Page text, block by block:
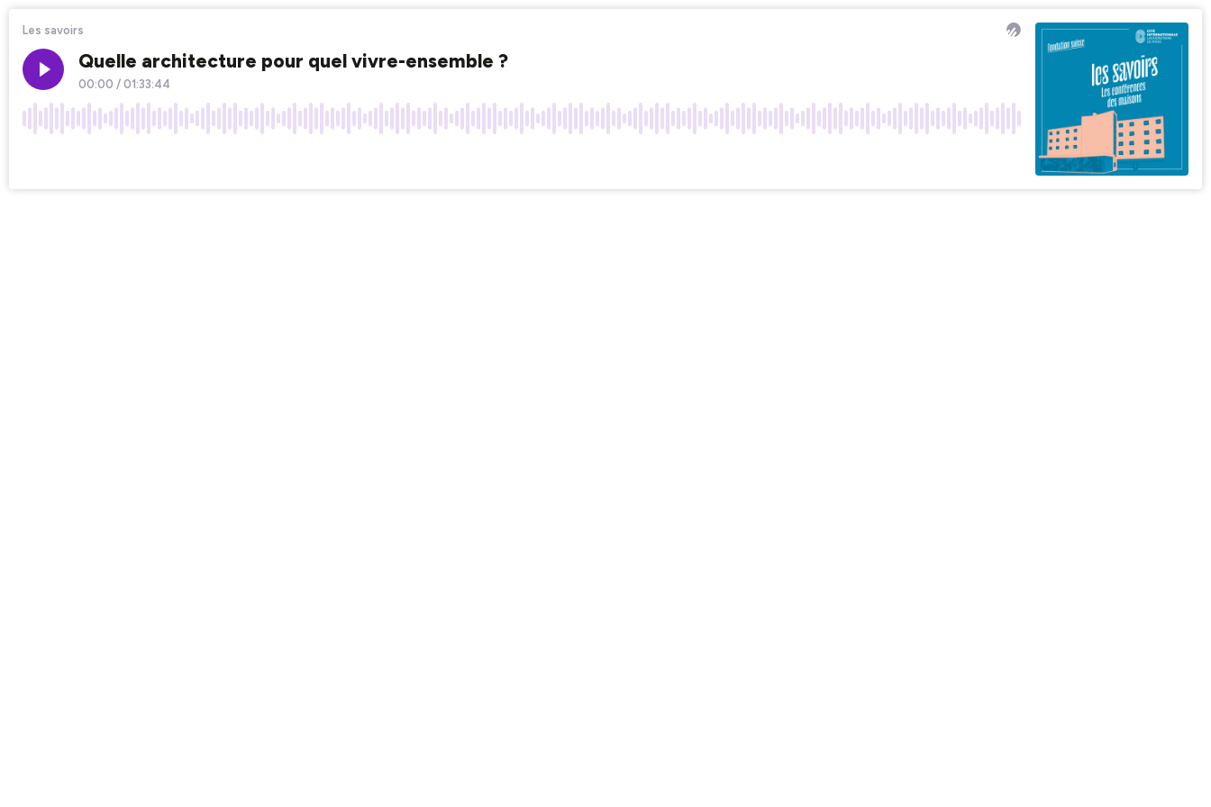
Les savoirs
Quelle architecture pour quel vivre-ensemble ?
00:00 /01:33:44